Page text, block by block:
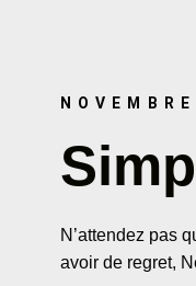
N’attendez pas
avoir de regret,